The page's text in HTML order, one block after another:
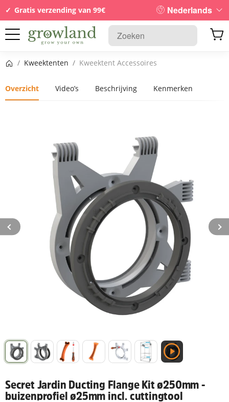
Gratis verzending van 99€ Nederlands
Startpagina
/ Kweektenten / Kweektent Accessoires
Overzicht Video’s Beschrijving Kenmerken
Secret Jardin Ducting Flange Kit ø250mm -
buizenprofiel ø25mm incl. cuttingtool